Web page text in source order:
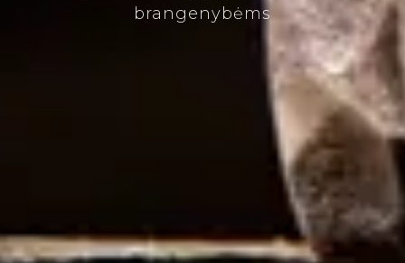
brangenybėms